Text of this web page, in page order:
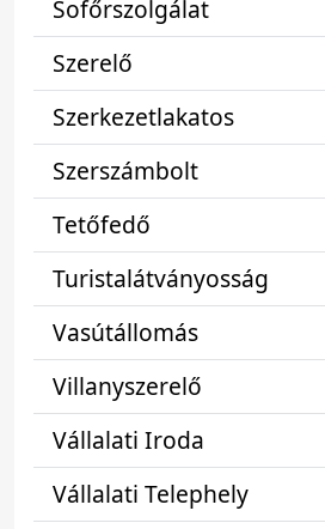
Sofőrszolgálat
Szerelő
Szerkezetlakatos
Szerszámbolt
Tetőfedő
Turistalátványosság
Vasútállomás
Villanyszerelő
Vállalati Iroda
Vállalati Telephely